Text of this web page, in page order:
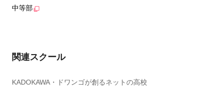
中等部
関連スクール
KADOKAWA・ドワンゴが創るネットの高校